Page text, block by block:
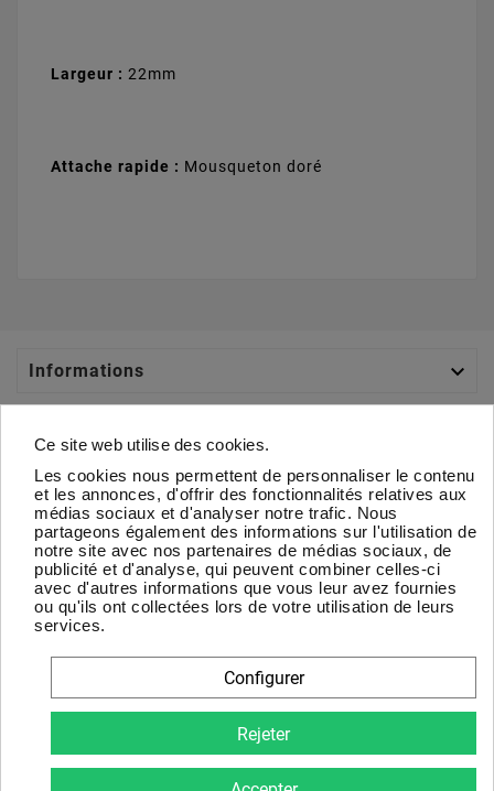
Largeur : 22mm
Attache rapide : Mousqueton doré
Informations 
Votre Compte 
À Propos 
Newsletter
D'accord
Vous pouvez vous désinscrire à tout moment. Vous trouverez
pour cela nos informations de contact dans les conditions
d'utilisation du site.
Ce site web utilise des cookies.
Les cookies nous permettent de personnaliser le contenu
et les annonces, d'offrir des fonctionnalités relatives aux
médias sociaux et d'analyser notre trafic. Nous
partageons également des informations sur l'utilisation de
notre site avec nos partenaires de médias sociaux, de
publicité et d'analyse, qui peuvent combiner celles-ci
avec d'autres informations que vous leur avez fournies
ou qu'ils ont collectées lors de votre utilisation de leurs
services.
Configurer
Rejeter